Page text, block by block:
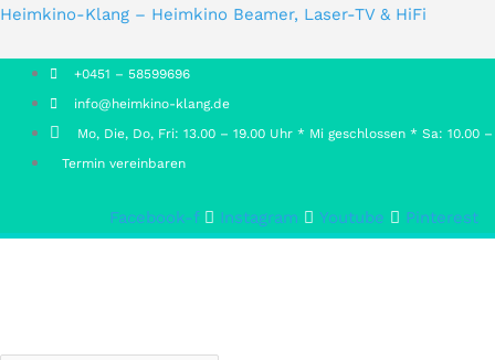
Heimkino-Klang – Heimkino Beamer, Laser-TV & HiFi
+0451 – 58599696
info@heimkino-klang.de
Mo, Die, Do, Fri: 13.00 – 19.00 Uhr * Mi geschlossen * Sa: 10.00
Termin vereinbaren
Facebook-f Instagram Youtube Pinterest
Products
Products